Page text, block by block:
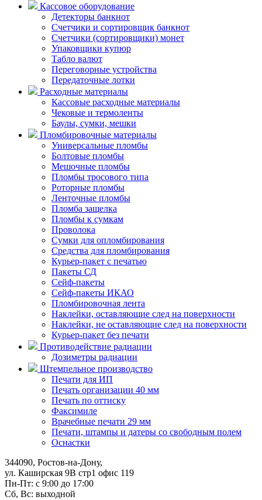
Кассовое оборудование
Детекторы банкнот
Счетчики и сортировщик банкнот
Счетчики (сортировщики) монет
Упаковщики купюр
Табло валют
Переговорные устройства
Передаточные лотки
Расходные материалы
Кассовые расходные материалы
Чековые и термоленты
Баулы, сумки, мешки
Пломбировочные материалы
Универсальные пломбы
Болтовые пломбы
Мешочные пломбы
Пломбы тросового типа
Роторные пломбы
Ленточные пломбы
Пломба защелка
Пломбы к сумкам
Проволока
Сумки для опломбирования
Средства для пломбирования
Курьер-пакет с печатью
Пакеты СД
Сейф-пакеты
Сейф-пакеты ИКАО
Пломбировочная лента
Наклейки, оставляющие след на поверхности
Наклейки, не оставляющие след на поверхности
Курьер-пакет без печати
Противодействие радиации
Дозиметры радиации
Штемпельное производство
Печати для ИП
Печать организации 40 мм
Печать по оттиску
Факсимиле
Врачебные печати 29 мм
Печати, штампы и датеры со свободным полем
Оснастки
344090, Ростов-на-Дону,
ул. Каширская 9В стр1 офис 119
Пн-Пт: с 9:00 до 17:00
Сб, Вс: выходной